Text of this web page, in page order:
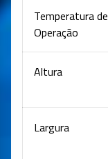
Temperatura de
Operação
Altura
Largura